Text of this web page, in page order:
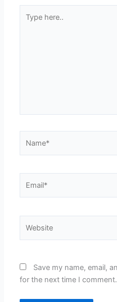
here..
Save my name, email,
for the next time I comment.